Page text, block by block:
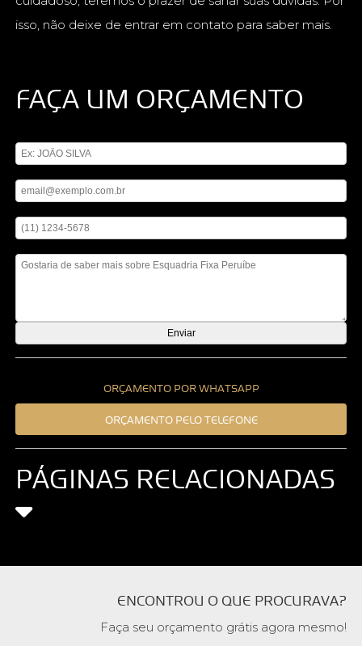
isso, não deixe de entrar em contato para saber mais.
FAÇA UM ORÇAMENTO
ORÇAMENTO POR WHATSAPP
ORÇAMENTO PELO TELEFONE
PÁGINAS RELACIONADAS
ENCONTROU O QUE PROCURAVA?
Faça seu orçamento grátis agora mesmo!